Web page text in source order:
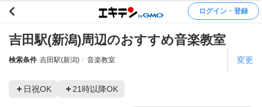
ログイン・登録
吉田駅(新潟)周辺のおすすめ音楽教室
検索条件 吉田駅(新潟) 音楽教室 変更
日祝OK 21時以降OK